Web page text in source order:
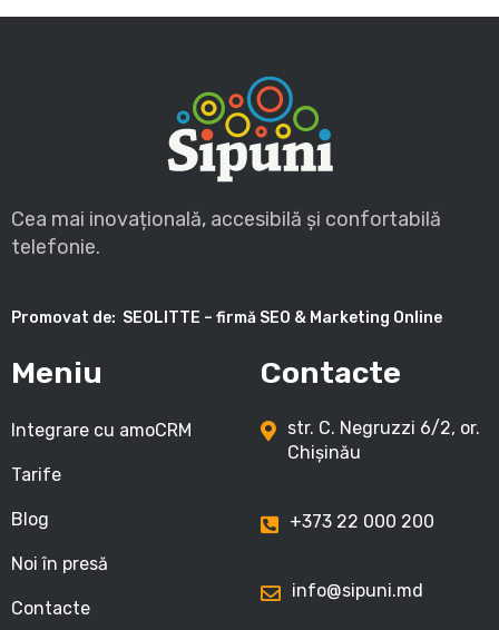
Cea mai inovațională, accesibilă și confortabilă
telefonie.
Promovat de: SEOLITTE – firmă SEO & Marketing Online
Meniu
Integrare cu amoCRM
Tarife
Blog
Noi în presă
Contacte
Contacte
str. C. Negruzzi 6/2, or.
Chișinău
+373 22 000 200
info@sipuni.md